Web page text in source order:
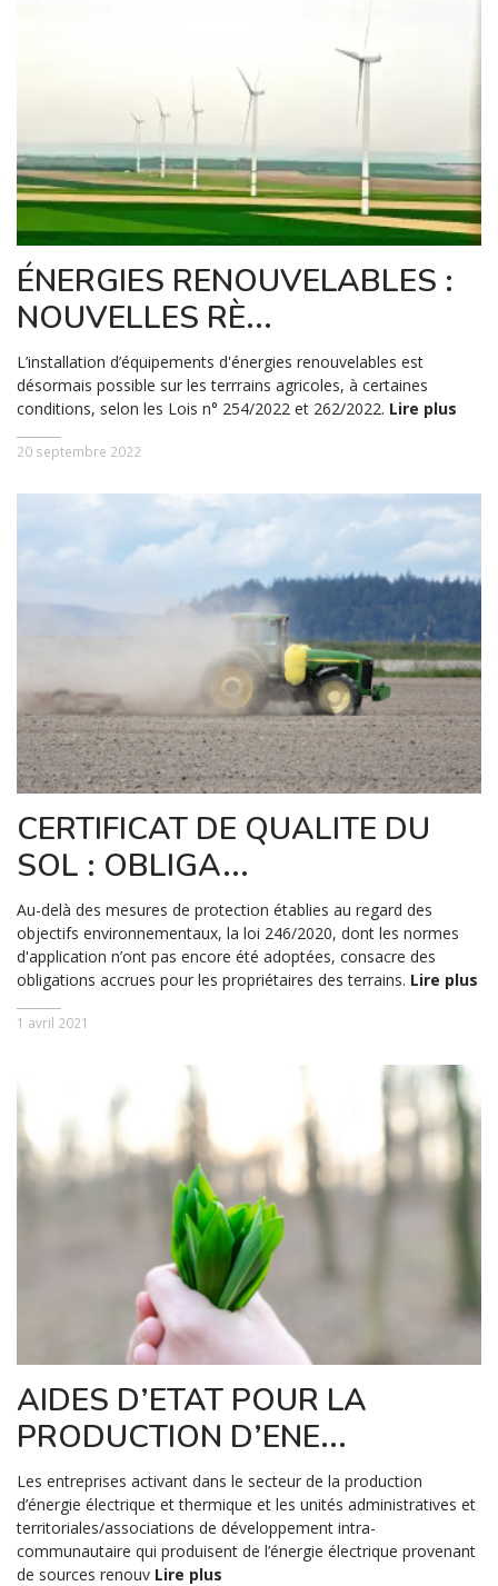
ÉNERGIES RENOUVELABLES :
NOUVELLES RÈ...
L’installation d’équipements d'énergies renouvelables est
désormais possible sur les terrrains agricoles, à certaines
conditions, selon les Lois n° 254/2022 et 262/2022. Lire plus
20 septembre 2022
CERTIFICAT DE QUALITE DU
SOL : OBLIGA...
Au-delà des mesures de protection établies au regard des
objectifs environnementaux, la loi 246/2020, dont les normes
d'application n’ont pas encore été adoptées, consacre des
obligations accrues pour les propriétaires des terrains. Lire plus
1 avril 2021
AIDES D’ETAT POUR LA
PRODUCTION D’ENE...
Les entreprises activant dans le secteur de la production
d’énergie électrique et thermique et les unités administratives et
territoriales/associations de développement intra-
communautaire qui produisent de l’énergie électrique provenant
de sources renouv Lire plus